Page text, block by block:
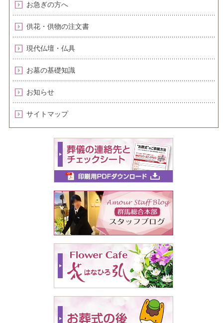
お急ぎの方へ
供花・供物の注文書
現代仏壇・仏具
お墓の基礎知識
お知らせ
サイトマップ